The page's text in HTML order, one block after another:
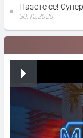
Пазете се!
30.12.2025